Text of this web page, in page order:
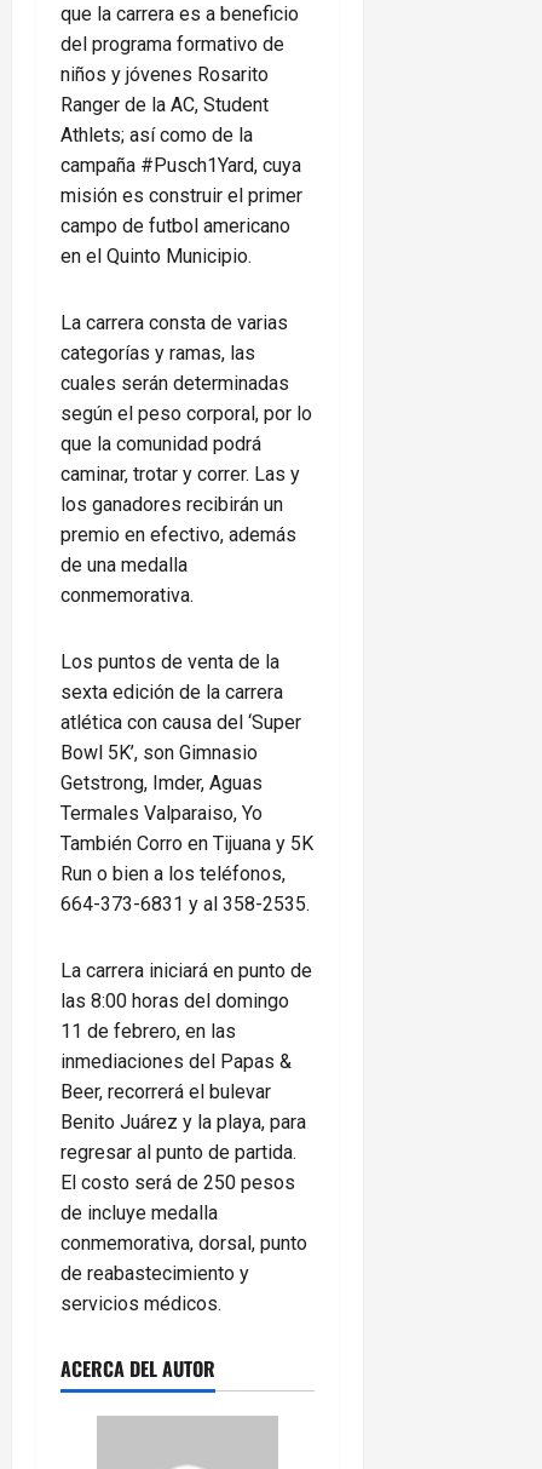
que la carrera es a beneficio
del programa formativo de
niños y jóvenes Rosarito
Ranger de la AC, Student
Athlets; así como de la
campaña #Pusch1Yard, cuya
misión es construir el primer
campo de futbol americano
en el Quinto Municipio.
La carrera consta de varias
categorías y ramas, las
cuales serán determinadas
según el peso corporal, por lo
que la comunidad podrá
caminar, trotar y correr. Las y
los ganadores recibirán un
premio en efectivo, además
de una medalla
conmemorativa.
Los puntos de venta de la
sexta edición de la carrera
atlética con causa del ‘Super
Bowl 5K’, son Gimnasio
Getstrong, Imder, Aguas
Termales Valparaiso, Yo
También Corro en Tijuana y 5K
Run o bien a los teléfonos,
664-373-6831 y al 358-2535.
La carrera iniciará en punto de
las 8:00 horas del domingo
11 de febrero, en las
inmediaciones del Papas &
Beer, recorrerá el bulevar
Benito Juárez y la playa, para
regresar al punto de partida.
El costo será de 250 pesos
de incluye medalla
conmemorativa, dorsal, punto
de reabastecimiento y
servicios médicos.
ACERCA DEL AUTOR